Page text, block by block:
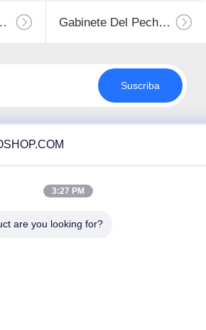
Industriales Gabinete Del Pecho De Herramienta
Suscriba
3:27 PM
are you looking for?